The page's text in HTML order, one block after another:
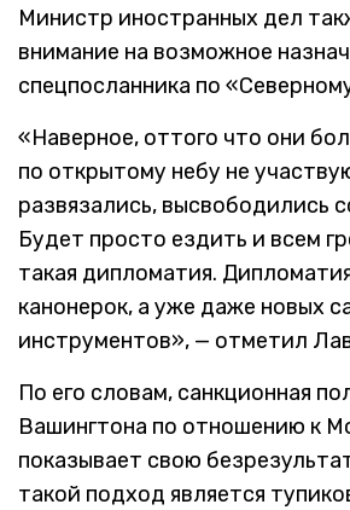
Министр иностранных дел
внимание на возможное
спецпосланника по
«Наверное, оттого что они
по открытому небу не
развязались, высвободились
Будет просто ездить и всем
такая дипломатия.
канонерок, а уже даже новых
инструментов», — отметил
По его словам, санкционная
Вашингтона по отношению к
показывает свою
такой подход является